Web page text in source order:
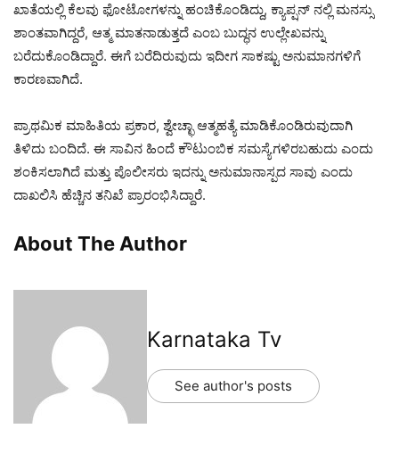
ಖಾತೆಯಲ್ಲಿ ಕೆಲವು ಫೋಟೋಗಳನ್ನು ಹಂಚಿಕೊಂಡಿದ್ದು, ಕ್ಯಾಪ್ಷನ್ ನಲ್ಲಿ ಮನಸ್ಸು
ಶಾಂತವಾಗಿದ್ದರೆ, ಆತ್ಮ ಮಾತನಾಡುತ್ತದೆ ಎಂಬ ಬುದ್ಧನ ಉಲ್ಲೇಖವನ್ನು
ಬರೆದುಕೊಂಡಿದ್ದಾರೆ. ಈಗೆ ಬರೆದಿರುವುದು ಇದೀಗ ಸಾಕಷ್ಟು ಅನುಮಾನಗಳಿಗೆ
ಕಾರಣವಾಗಿದೆ.
ಪ್ರಾಥಮಿಕ ಮಾಹಿತಿಯ ಪ್ರಕಾರ, ಶ್ವೇಚ್ಛಾ ಆತ್ಮಹತ್ಯೆ ಮಾಡಿಕೊಂಡಿರುವುದಾಗಿ
ತಿಳಿದು ಬಂದಿದೆ. ಈ ಸಾವಿನ ಹಿಂದೆ ಕೌಟುಂಬಿಕ ಸಮಸ್ಯೆಗಳಿರಬಹುದು ಎಂದು
ಶಂಕಿಸಲಾಗಿದೆ ಮತ್ತು ಪೊಲೀಸರು ಇದನ್ನು ಅನುಮಾನಾಸ್ಪದ ಸಾವು ಎಂದು
ದಾಖಲಿಸಿ ಹೆಚ್ಚಿನ ತನಿಖೆ ಪ್ರಾರಂಭಿಸಿದ್ದಾರೆ.
About The Author
Karnataka Tv
See author's posts